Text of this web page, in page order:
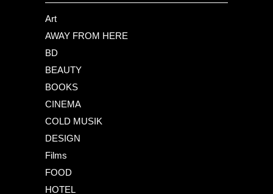
Art
AWAY FROM HERE
BD
BEAUTY
BOOKS
CINEMA
COLD MUSIK
DESIGN
Films
FOOD
HOTEL